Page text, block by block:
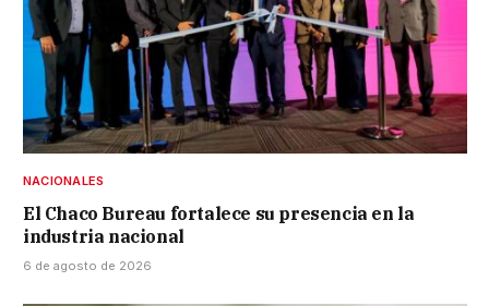
NACIONALES
El Chaco Bureau fortalece su presencia en la
industria nacional
6 de agosto de 2026